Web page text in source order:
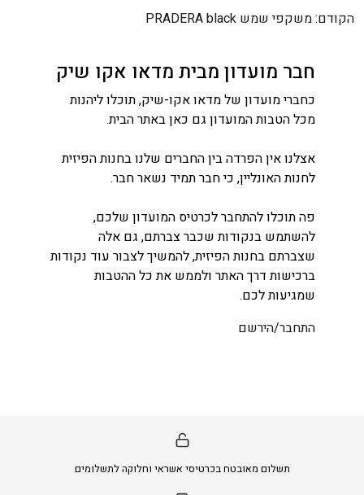
ניווט
הקודם:משקפי שמש PRADERA black
חבר מועדון מבית מדאו אקו שיק
כחברי מועדון של מדאו אקו-שיק, תוכלו ליהנות
מכל הטבות המועדון גם כאן באתר הבית.
אצלנו אין הפרדה בין החברים שלנו בחנות הפיזית
לחנות האונליין, כי חבר תמיד נשאר חבר.
פה תוכלו להתחבר לכרטיס המועדון שלכם,
להשתמש בנקודות שכבר צברתם, גם אלה
שצברתם בחנות הפיזית, להמשיך לצבור עוד נקודות
ברכישות דרך האתר ולממש את כל ההטבות
שמגיעות לכם.
התחבר/הירשם
תשלום מאובטח בכרטיסי אשראי וחלוקה לתשלומים